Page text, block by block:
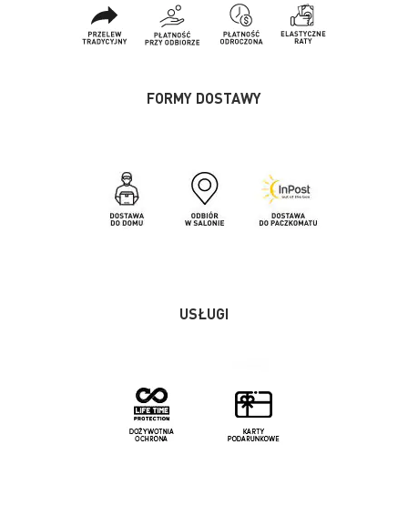
FORMY DOSTAWY
USŁUGI